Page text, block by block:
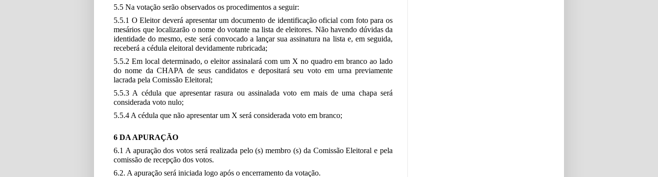
5.5 Na votação serão observados os procedimentos a seguir:
5.5.1 O Eleitor deverá apresentar um documento de identificação oficial com foto para os
mesários que localizarão o nome do votante na lista de eleitores. Não havendo dúvidas da
identidade do mesmo, este será convocado a lançar sua assinatura na lista e, em seguida,
receberá a cédula eleitoral devidamente rubricada;
5.5.2 Em local determinado, o eleitor assinalará com um X no quadro em branco ao lado
do nome da CHAPA de seus candidatos e depositará seu voto em urna previamente
lacrada pela Comissão Eleitoral;
5.5.3 A cédula que apresentar rasura ou assinalada voto em mais de uma chapa será
considerada voto nulo;
5.5.4 A cédula que não apresentar um X será considerada voto em branco;
6 DA APURAÇÃO
6.1 A apuração dos votos será realizada pelo (s) membro (s) da Comissão Eleitoral e pela
comissão de recepção dos votos.
6.2. A apuração será iniciada logo após o encerramento da votação.